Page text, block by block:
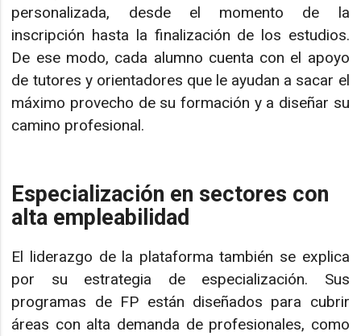
personalizada, desde el momento de la
inscripción hasta la finalización de los estudios.
De ese modo, cada alumno cuenta con el apoyo
de tutores y orientadores que le ayudan a sacar el
máximo provecho de su formación y a diseñar su
camino profesional.
Especialización en sectores con
alta empleabilidad
El liderazgo de la plataforma también se explica
por su estrategia de especialización. Sus
programas de FP están diseñados para cubrir
áreas con alta demanda de profesionales, como